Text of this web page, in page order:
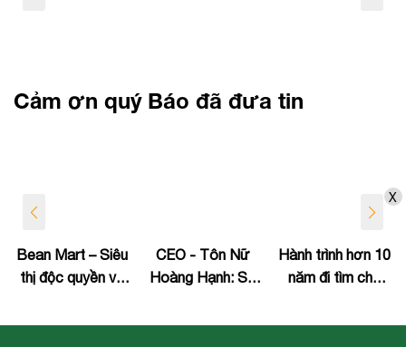
Cảm ơn quý Báo đã đưa tin
Bean Mart – Siêu
thị độc quyền về
phẩm rau Nhật
CEO - Tôn Nữ
Hoàng Hạnh: Sự
sức khỏe cộng
Hành trình hơn 10
năm đi tìm chỗ
trường của Bean
X